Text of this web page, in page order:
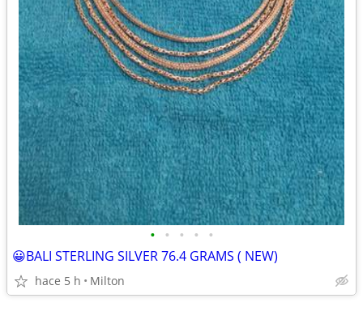
• • • • •
😀BALI STERLING SILVER 76.4 GRAMS ( NEW)
hace 5 h Milton